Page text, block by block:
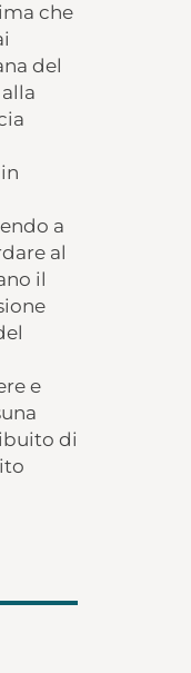
che
del
a
al
il
e
di